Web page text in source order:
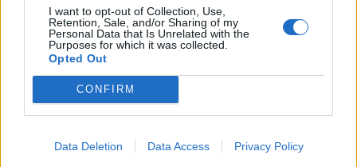
I want to opt-out of Collection, Use,
Retention, Sale, and/or Sharing of my
Personal Data that Is Unrelated with the
Purposes for which it was collected.
Opted Out
CONFIRM
Data Deletion Data Access Privacy Policy
Giornata Voto FV EntratoUscito Bonus/Malus
EMP 0-0
0-1 GEN